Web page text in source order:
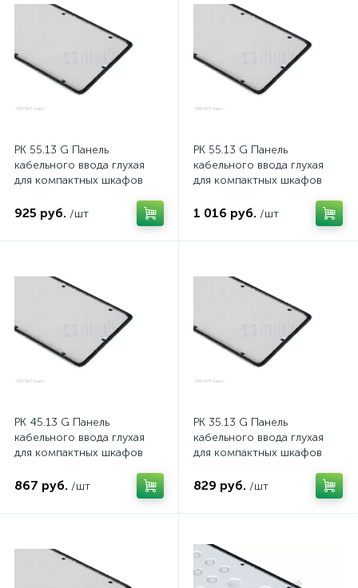
PK 55.13 G Панель
кабельного ввода глухая
для компактных шкафов
925 руб. /шт
PK 55.13 G Панель
кабельного ввода глухая
для компактных шкафов
1 016 руб. /шт
PK 45.13 G Панель
кабельного ввода глухая
для компактных шкафов
867 руб. /шт
PK 35.13 G Панель
кабельного ввода глухая
для компактных шкафов
829 руб. /шт